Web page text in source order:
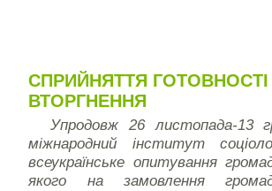
СПРИЙНЯТТЯ ГОТОВНОСТІ
ВТОРГНЕННЯ
Упродовж 26 листопада-13
міжнародний інститут
всеукраїнське опитування
якого на замовлення